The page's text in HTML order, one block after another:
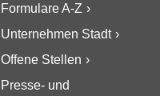
Formulare A-Z
Unternehmen Stadt
Offene Stellen
Presse- und